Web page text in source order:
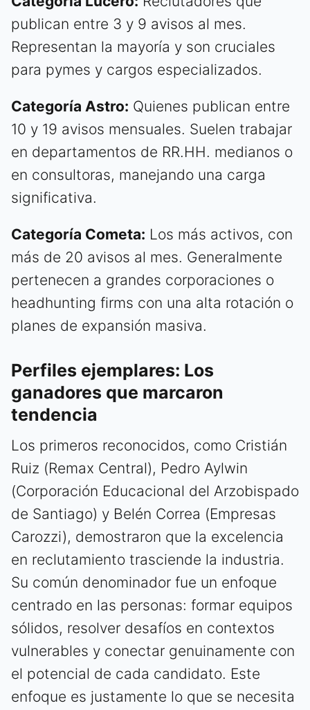
publican entre 3 y 9 avisos al mes.
Representan la mayoría y son cruciales
para pymes y cargos especializados.
Categoría Astro: Quienes publican entre
10 y 19 avisos mensuales. Suelen trabajar
en departamentos de RR.HH. medianos o
en consultoras, manejando una carga
significativa.
Categoría Cometa: Los más activos, con
más de 20 avisos al mes. Generalmente
pertenecen a grandes corporaciones o
headhunting firms con una alta rotación o
planes de expansión masiva.
Perfiles ejemplares: Los
ganadores que marcaron
tendencia
Los primeros reconocidos, como Cristián
Ruiz (Remax Central), Pedro Aylwin
(Corporación Educacional del Arzobispado
de Santiago) y Belén Correa (Empresas
Carozzi), demostraron que la excelencia
en reclutamiento trasciende la industria.
Su común denominador fue un enfoque
centrado en las personas: formar equipos
sólidos, resolver desafíos en contextos
vulnerables y conectar genuinamente con
el potencial de cada candidato. Este
enfoque es justamente lo que se necesita